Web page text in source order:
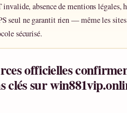
absence de mentions légales,
seul ne garantit rien — même les sites
sécurisé.
officielles
clés sur